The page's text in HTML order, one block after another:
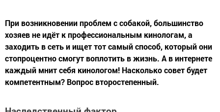
При возникновении проблем с собакой, большинство
хозяев не идёт к профессиональным кинологам, а
заходить в сеть и ищет тот самый способ, который они
стопроцентно смогут воплотить в жизнь. А в интернете
каждый мнит себя кинологом! Насколько совет будет
компетентным? Вопрос второстепенный.